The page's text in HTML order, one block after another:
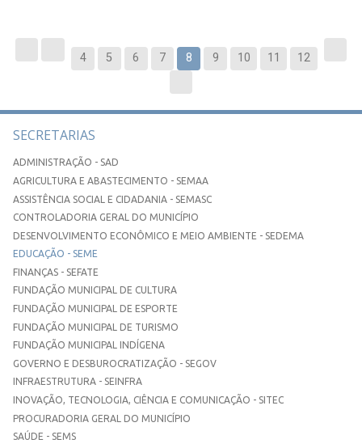
4 5 6 7 8 9 10 11 12
SECRETARIAS
ADMINISTRAÇÃO - SAD
AGRICULTURA E ABASTECIMENTO - SEMAA
ASSISTÊNCIA SOCIAL E CIDADANIA - SEMASC
CONTROLADORIA GERAL DO MUNICÍPIO
DESENVOLVIMENTO ECONÔMICO E MEIO AMBIENTE - SEDEMA
EDUCAÇÃO - SEME
FINANÇAS - SEFATE
FUNDAÇÃO MUNICIPAL DE CULTURA
FUNDAÇÃO MUNICIPAL DE ESPORTE
FUNDAÇÃO MUNICIPAL DE TURISMO
FUNDAÇÃO MUNICIPAL INDÍGENA
GOVERNO E DESBUROCRATIZAÇÃO - SEGOV
INFRAESTRUTURA - SEINFRA
INOVAÇÃO, TECNOLOGIA, CIÊNCIA E COMUNICAÇÃO - SITEC
PROCURADORIA GERAL DO MUNICÍPIO
SAÚDE - SEMS